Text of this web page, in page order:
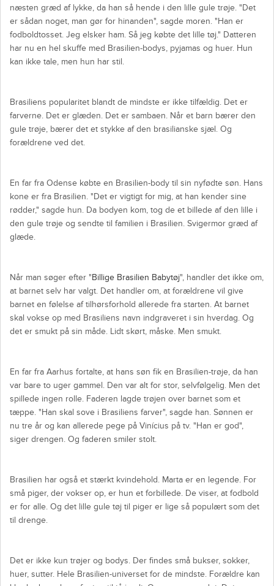
næsten græd af lykke, da han så hende i den lille gule trøje. "Det
er sådan noget, man gør for hinanden", sagde moren. "Han er
fodboldtosset. Jeg elsker ham. Så jeg købte det lille tøj." Datteren
har nu en hel skuffe med Brasilien-bodys, pyjamas og huer. Hun
kan ikke tale, men hun har stil.
Brasiliens popularitet blandt de mindste er ikke tilfældig. Det er
farverne. Det er glæden. Det er sambaen. Når et barn bærer den
gule trøje, bærer det et stykke af den brasilianske sjæl. Og
forældrene ved det.
En far fra Odense købte en Brasilien-body til sin nyfødte søn. Hans
kone er fra Brasilien. "Det er vigtigt for mig, at han kender sine
rødder," sagde hun. Da bodyen kom, tog de et billede af den lille i
den gule trøje og sendte til familien i Brasilien. Svigermor græd af
glæde.
Når man søger efter "Billige Brasilien Babytøj", handler det ikke om,
at barnet selv har valgt. Det handler om, at forældrene vil give
barnet en følelse af tilhørsforhold allerede fra starten. At barnet
skal vokse op med Brasiliens navn indgraveret i sin hverdag. Og
det er smukt på sin måde. Lidt skørt, måske. Men smukt.
En far fra Aarhus fortalte, at hans søn fik en Brasilien-trøje, da han
var bare to uger gammel. Den var alt for stor, selvfølgelig. Men det
spillede ingen rolle. Faderen lagde trøjen over barnet som et
tæppe. "Han skal sove i Brasiliens farver", sagde han. Sønnen er
nu tre år og kan allerede pege på Vinícius på tv. "Han er god",
siger drengen. Og faderen smiler stolt.
Brasilien har også et stærkt kvindehold. Marta er en legende. For
små piger, der vokser op, er hun et forbillede. De viser, at fodbold
er for alle. Og det lille gule tøj til piger er lige så populært som det
til drenge.
Det er ikke kun trøjer og bodys. Der findes små bukser, sokker,
huer, sutter. Hele Brasilien-universet for de mindste. Forældre kan